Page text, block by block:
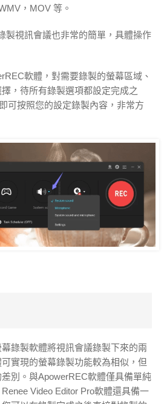
，MOV 等。
製視訊會議也非常的簡單，具體操作
軟體，對需要錄製的螢幕區域、
，待所有錄製選項都設定完成之
可按照您的設定錄製內容，非常方
錄製軟體將視訊會議錄製下來的兩
實現的螢幕錄製功能較為相似，但
別。與ApowerREC軟體僅具備單純
Video Editor Pro軟體還具備一